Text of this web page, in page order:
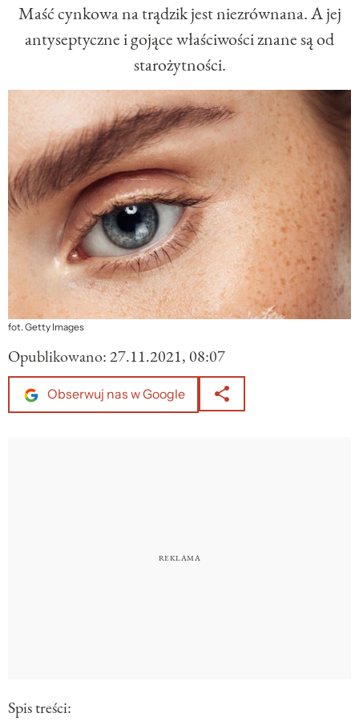
Maść cynkowa na trądzik jest niezrównana. A jej
antyseptyczne i gojące właściwości znane są od
starożytności.
fot. Getty Images
Opublikowano:27.11.2021, 08:07
Obserwuj nas w Google
Spis treści: